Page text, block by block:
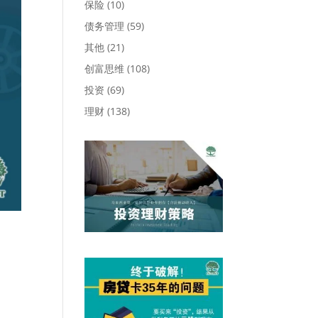
保险 (10)
债务管理 (59)
其他 (21)
创富思维 (108)
投资 (69)
理财 (138)